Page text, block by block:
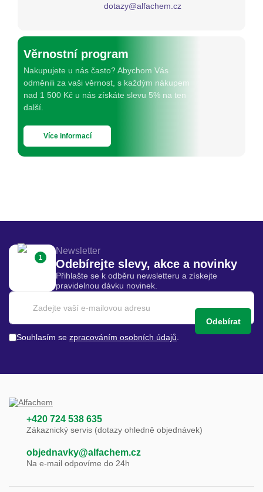
dotazy@alfachem.cz
Věrnostní program
Nakupujete u nás často? Abychom Vás
odměnili za vaši věrnost, s každým nákupem
nad 1 500 Kč u nás získáte slevu 5% na ten
další.
Více informací
1
Newsletter
Odebírejte slevy, akce a novinky
Přihlašte se k odběru newsletteru a získejte
pravidelnou dávku novinek.
Odebírat
Souhlasím se zpracováním osobních údajů
+420 724 538 635
Zákaznický servis (dotazy ohledně objednávek)
objednavky@alfachem.cz
Na e-mail odpovíme do 24h